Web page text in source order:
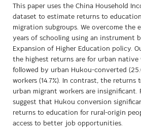
This paper uses the China Household
dataset to estimate returns to
migration subgroups. We overcome the
years of schooling using an instrument
Expansion of Higher Education policy.
the highest returns are for urban native
followed by urban Hukou-converted
workers (14.7%). In contrast, the
urban migrant workers are insignificant.
suggest that Hukou conversion
returns to education for rural-origin
access to better job opportunities.